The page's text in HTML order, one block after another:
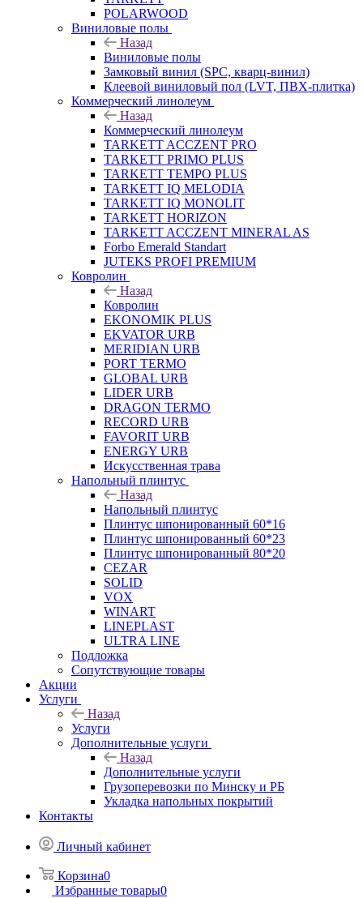
POLARWOOD
Виниловые полы
Назад
Виниловые полы
Замковый винил (SPC, кварц-винил)
Клеевой виниловый пол (LVT, ПВХ-плитка)
Коммерческий линолеум
Назад
Коммерческий линолеум
TARKETT ACCZENT PRO
TARKETT PRIMO PLUS
TARKETT TEMPO PLUS
TARKETT IQ MELODIA
TARKETT IQ MONOLIT
TARKETT HORIZON
TARKETT ACCZENT MINERAL AS
Forbo Emerald Standart
JUTEKS PROFI PREMIUM
Ковролин
Назад
Ковролин
EKONOMIK PLUS
EKVATOR URB
MERIDIAN URB
PORT TERMO
GLOBAL URB
LIDER URB
DRAGON TERMO
RECORD URB
FAVORIT URB
ENERGY URB
Искусственная трава
Напольный плинтус
Назад
Напольный плинтус
Плинтус шпонированный 60*16
Плинтус шпонированный 60*23
Плинтус шпонированный 80*20
CEZAR
SOLID
VOX
WINART
LINEPLAST
ULTRA LINE
Подложка
Сопутствующие товары
Акции
Услуги
Назад
Услуги
Дополнительные услуги
Назад
Дополнительные услуги
Грузоперевозки по Минску и РБ
Укладка напольных покрытий
Контакты
Личный кабинет
Корзина0
Избранные товары0